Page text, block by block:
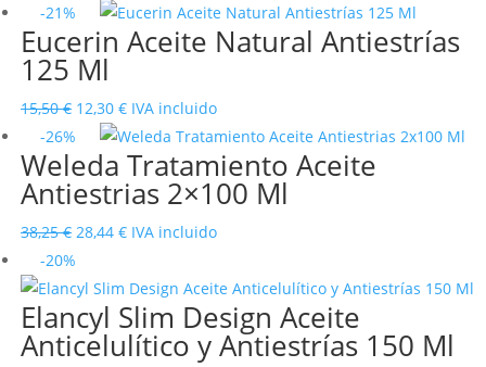
precio
original
era:
precio
actual
-21%
Eucerin Aceite Natural Antiestrías
125 Ml
15,50€ El
precio
original
era:
12,30 €El
precio
actual
es:
IVA incluido
-26%
Weleda Tratamiento Aceite
Antiestrias 2×100 Ml
38,25€ El
original
era:
38,25 €.
28,44 €El
actual
es:
28,44 €.
IVA incluido
-20%
Elancyl Slim Design Aceite
Anticelulítico y Antiestrías 150 Ml